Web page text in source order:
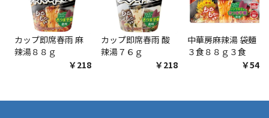
カップ即席春雨 麻
辣湯８８ｇ
￥218
カップ即席春雨 酸
辣湯７６ｇ
￥218
中華房麻辣湯 袋麺
３食８８ｇ３食
￥548